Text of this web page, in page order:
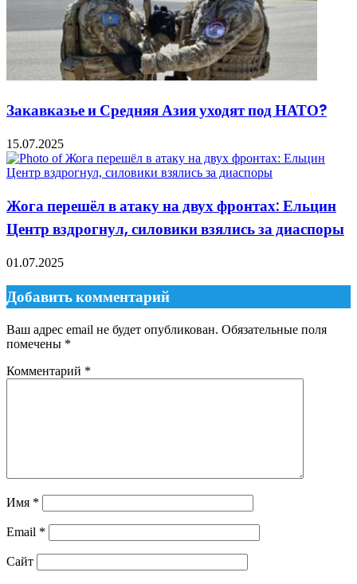
Закавказье и Средняя Азия уходят под НАТО?
15.07.2025
Жога перешёл в атаку на двух фронтах: Ельцин
Центр вздрогнул, силовики взялись за диаспоры
01.07.2025
Добавить комментарий
Ваш адрес email не будет опубликован. Обязательные поля
помечены *
Комментарий *
Имя *
Email *
Сайт